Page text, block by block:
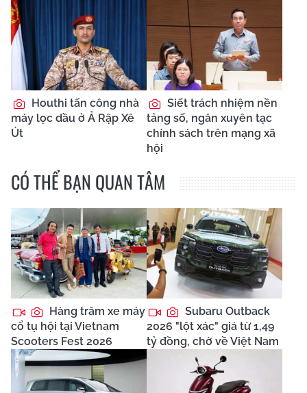
Houthi tấn công nhà
máy lọc dầu ở Ả Rập Xê
Út
Siết trách nhiệm nền
tảng số, ngăn xuyên tạc
chính sách trên mạng xã
hội
CÓ THỂ BẠN QUAN TÂM
Hàng trăm xe máy
cổ tụ hội tại Vietnam
Scooters Fest 2026
Subaru Outback
2026 "lột xác" giá từ 1,49
tỷ đồng, chờ về Việt Nam